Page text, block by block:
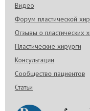
Видео
Форум пластической
Отзывы о пластических
Пластические хирурги
Консультации
Сообщество пациентов
Статьи